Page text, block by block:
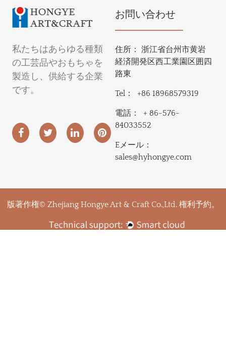
私たちはあらゆる種類
の工芸品やおもちゃを
製造し、供給する企業
です。
お問い合わせ
住所：浙江省台州市黄岩
経済開発区西工業園区囲四
路東
Tel： +86 18968579319
電話：
+ 86-576-
84033552
Eメール：
sales@hyhongye.com
版著作権© Zhejiang Hongye Art & Craft Co.,Ltd. 権利予約。